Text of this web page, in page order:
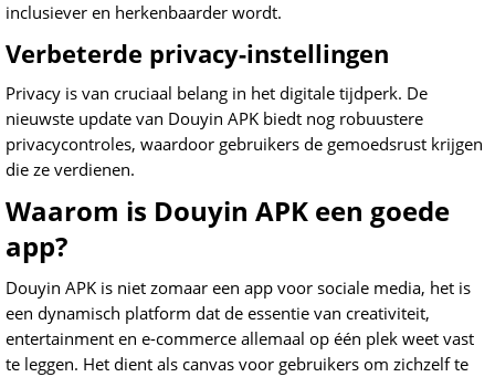
inclusiever en herkenbaarder wordt.
Verbeterde privacy-instellingen
Privacy is van cruciaal belang in het digitale tijdperk. De
nieuwste update van Douyin APK biedt nog robuustere
privacycontroles, waardoor gebruikers de gemoedsrust krijgen
die ze verdienen.
Waarom is Douyin APK een goede
app?
Douyin APK is niet zomaar een app voor sociale media, het is
een dynamisch platform dat de essentie van creativiteit,
entertainment en e-commerce allemaal op één plek weet vast
te leggen. Het dient als canvas voor gebruikers om zichzelf te